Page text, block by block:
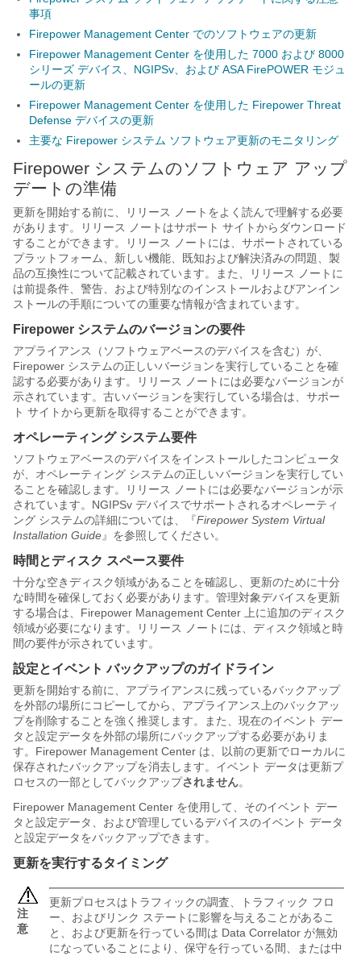
事項
Firepower Management Center でのソフトウェアの更新
Firepower Management Center を使用した 7000 および 8000
シリーズ デバイス、NGIPSv、および ASA FirePOWER モジュ
ールの更新
Firepower Management Center を使用した Firepower Threat
Defense デバイスの更新
主要な Firepower システム ソフトウェア更新のモニタリング
Firepower システムのソフトウェア アップ
デートの準備
更新を開始する前に、リリース ノートをよく読んで理解する必要
があります。リリース ノートはサポート サイトからダウンロード
することができます。リリース ノートには、サポートされている
プラットフォーム、新しい機能、既知および解決済みの問題、製
品の互換性について記載されています。また、リリース ノートに
は前提条件、警告、および特別なのインストールおよびアンイン
ストールの手順についての重要な情報が含まれています。
Firepower システムのバージョンの要件
アプライアンス（ソフトウェアベースのデバイスを含む）が、
Firepower システムの正しいバージョンを実行していることを確
認する必要があります。リリース ノートには必要なバージョンが
示されています。古いバージョンを実行している場合は、サポー
ト サイトから更新を取得することができます。
オペレーティング システム要件
ソフトウェアベースのデバイスをインストールしたコンピュータ
が、オペレーティング システムの正しいバージョンを実行してい
ることを確認します。リリース ノートには必要なバージョンが示
されています。 NGIPSv デバイスでサポートされるオペレーティ
ング システムの詳細については、『Firepower System Virtual
Installation Guide』を参照してください。
時間とディスク スペース要件
十分な空きディスク領域があることを確認し、更新のために十分
な時間を確保しておく必要があります。管理対象デバイスを更新
する場合は、 Firepower Management Center 上に追加のディスク
領域が必要になります。リリース ノートには、ディスク領域と時
間の要件が示されています。
設定とイベント バックアップのガイドライン
更新を開始する前に、アプライアンスに残っているバックアップ
を外部の場所にコピーしてから、アプライアンス上のバックアッ
プを削除することを強く推奨します。また、現在のイベント デー
タと設定データを外部の場所にバックアップする必要がありま
す。 Firepower Management Center は、以前の更新でローカルに
保存されたバックアップを消去します。イベント データは更新プ
ロセスの一部としてバックアップされません。
Firepower Management Center を使用して、そのイベント デー
タと設定データ、および管理しているデバイスのイベント データ
と設定データをバックアップできます。
更新を実行するタイミング
注
意
更新プロセスはトラフィックの調査、トラフィック フロ
ー、およびリンク ステートに影響を与えることがあるこ
と、および更新を行っている間は Data Correlator が無効
になっていることにより、保守を行っている間、または中